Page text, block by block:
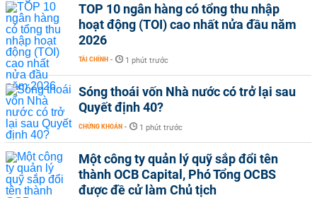
TOP 10 ngân hàng có tổng thu nhập
hoạt động (TOI) cao nhất nửa đầu năm
2026
TÀI CHÍNH - 1 phút trước
Sóng thoái vốn Nhà nước có trở lại sau
Quyết định 40?
CHỨNG KHOÁN - 1 phút trước
Một công ty quản lý quỹ sắp đổi tên
thành OCB Capital, Phó Tổng OCBS
được đề cử làm Chủ tịch